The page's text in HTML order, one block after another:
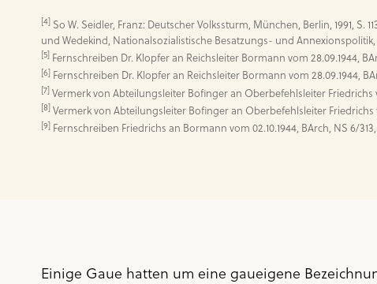
[4] So W. Seidler, Franz: Deutscher Volkssturm, München, Berlin, 1991,
[5]
[6]
[7]
[8]
[9] Fernschreiben Friedrichs an Bormann vom 02.10.1944, BArch, NS 6/
Einige Gaue hatten um eine gaueigene